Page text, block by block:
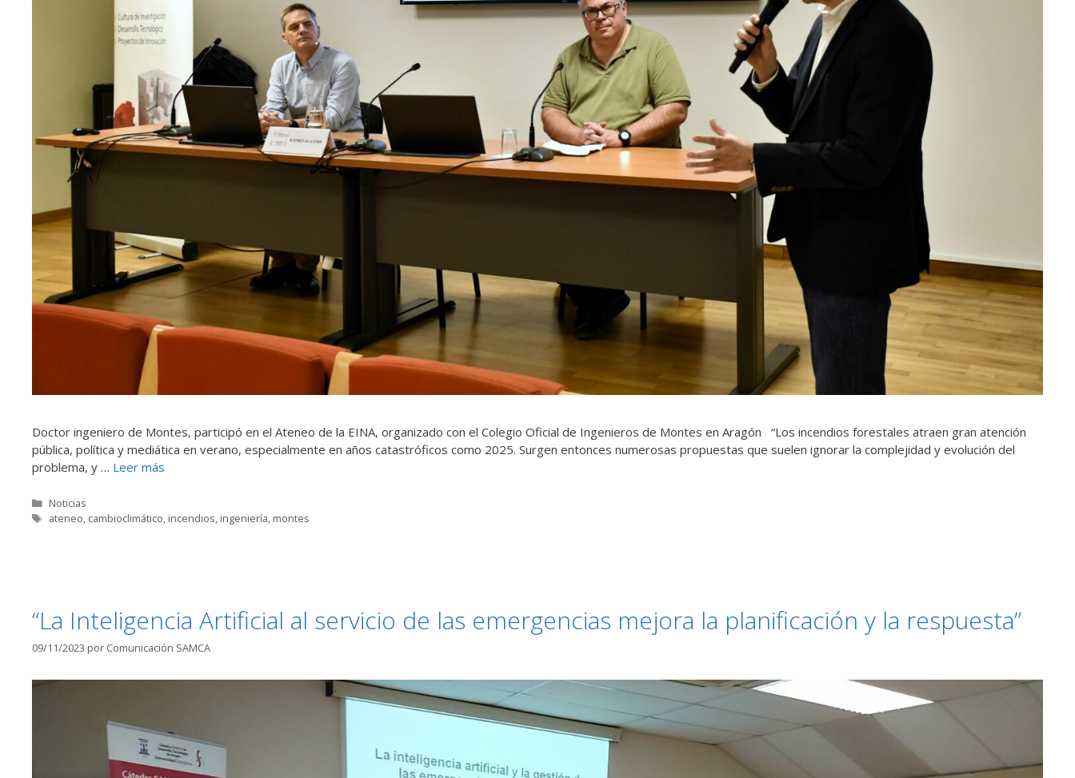
Doctor ingeniero de Montes, participó en el Ateneo de la EINA, organizado con el Colegio Oficial de Ingenieros de Montes en Aragón “Los incendios forestales atraen gran atención
pública, política y mediática en verano, especialmente en años catastróficos como 2025. Surgen entonces numerosas propuestas que suelen ignorar la complejidad y evolución del
problema, y … Leer más
Categorías
Noticias
Etiquetas
ateneo, cambioclimático, incendios, ingeniería, montes
“La Inteligencia Artificial al servicio de las emergencias mejora la planificación y la respuesta”
09/11/2023 por Comunicación SAMCA